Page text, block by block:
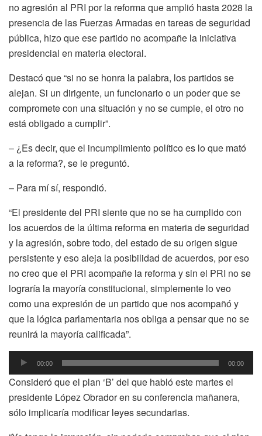
no agresión al PRI por la reforma que amplió hasta 2028 la
presencia de las Fuerzas Armadas en tareas de seguridad
pública, hizo que ese partido no acompañe la iniciativa
presidencial en materia electoral.
Destacó que “si no se honra la palabra, los partidos se
alejan. Si un dirigente, un funcionario o un poder que se
compromete con una situación y no se cumple, el otro no
está obligado a cumplir”.
– ¿Es decir, que el incumplimiento político es lo que mató
a la reforma?, se le preguntó.
– Para mí sí, respondió.
“El presidente del PRI siente que no se ha cumplido con
los acuerdos de la última reforma en materia de seguridad
y la agresión, sobre todo, del estado de su origen sigue
persistente y eso aleja la posibilidad de acuerdos, por eso
no creo que el PRI acompañe la reforma y sin el PRI no se
lograría la mayoría constitucional, simplemente lo veo
como una expresión de un partido que nos acompañó y
que la lógica parlamentaria nos obliga a pensar que no se
reunirá la mayoría calificada”.
Reproductor
de
audio
00:00 00:00
Consideró que el plan ‘B’ del que habló este martes el
presidente López Obrador en su conferencia mañanera,
sólo implicaría modificar leyes secundarias.